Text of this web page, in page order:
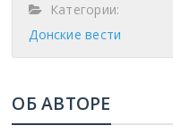
Категории:
Донские вести
ОБ АВТОРЕ